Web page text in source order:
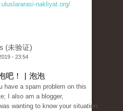
nakliyat.org/
(未验证)
- 23:54
吧！ | 泡泡
have a spam problem on this
I also am a blogger,
wanting to know your situation;